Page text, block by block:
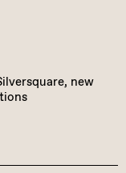
new